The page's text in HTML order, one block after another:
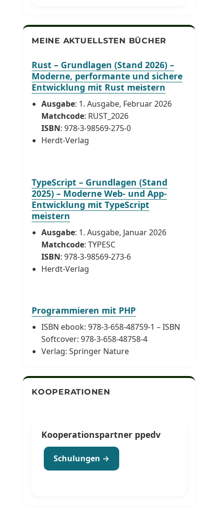
MEINE AKTUELLSTEN BÜCHER
Rust – Grundlagen (Stand 2026) –
Moderne, performante und sichere
Entwicklung mit Rust meistern
Ausgabe: 1. Ausgabe, Februar 2026
Matchcode: RUST_2026
ISBN: 978-3-98569-275-0
Herdt-Verlag
TypeScript – Grundlagen (Stand
2025) – Moderne Web- und App-
Entwicklung mit TypeScript
meistern
Ausgabe: 1. Ausgabe, Januar 2026
Matchcode: TYPESC
ISBN: 978-3-98569-273-6
Herdt-Verlag
Programmieren mit PHP
ISBN ebook: 978-3-658-48759-1 – ISBN
Softcover: 978-3-658-48758-4
Verlag: Springer Nature
KOOPERATIONEN
Kooperationspartner ppedv
Schulungen →